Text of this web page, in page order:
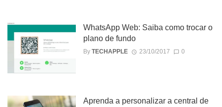
WhatsApp Web: Saiba como trocar o
plano de fundo
By TECHAPPLE 23/10/2017 0
Aprenda a personalizar a central de